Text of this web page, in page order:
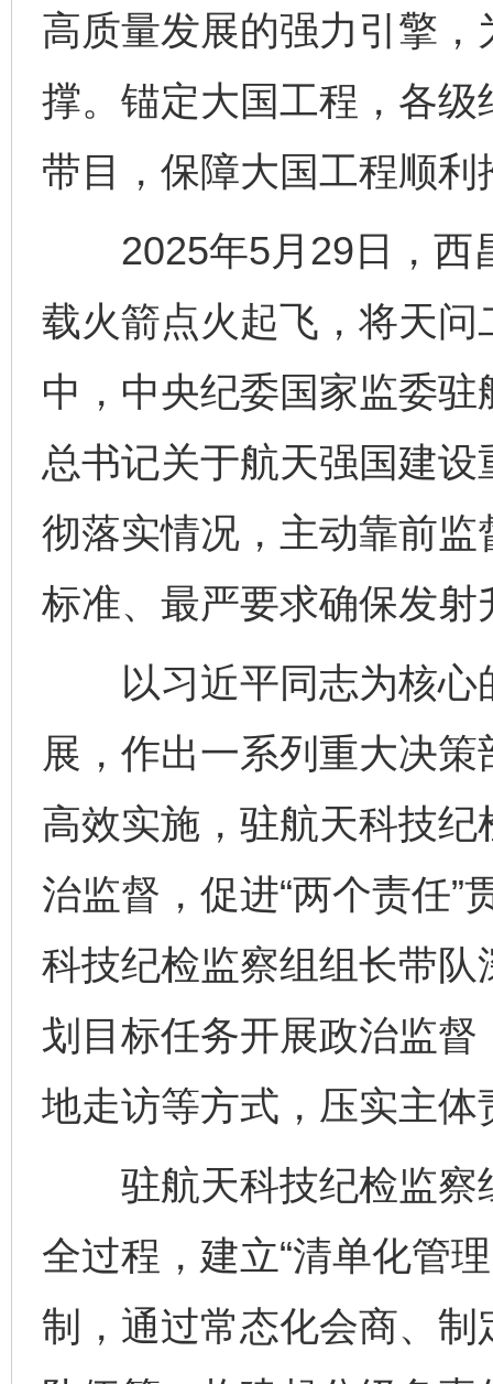
高质量发展的强力引擎
撑。锚定大国工程，各级
带目，保障大国工程顺利
2025年5月29日，西
载火箭点火起飞，将天
中，中央纪委国家监委
总书记关于航天强国建
彻落实情况，主动靠前
标准、最严要求确保发射
以习近平同志为核心
展，作出一系列重大决
高效实施，驻航天科技纪
治监督，促进“两个责任
科技纪检监察组组长带队
划目标任务开展政治监
地走访等方式，压实主
驻航天科技纪检监察
全过程，建立“清单化管
制，通过常态化会商、